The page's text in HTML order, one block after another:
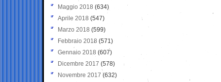
Maggio 2018 (634)
Aprile 2018 (547)
Marzo 2018 (599)
Febbraio 2018 (571)
Gennaio 2018 (607)
Dicembre 2017 (578)
Novembre 2017 (632)